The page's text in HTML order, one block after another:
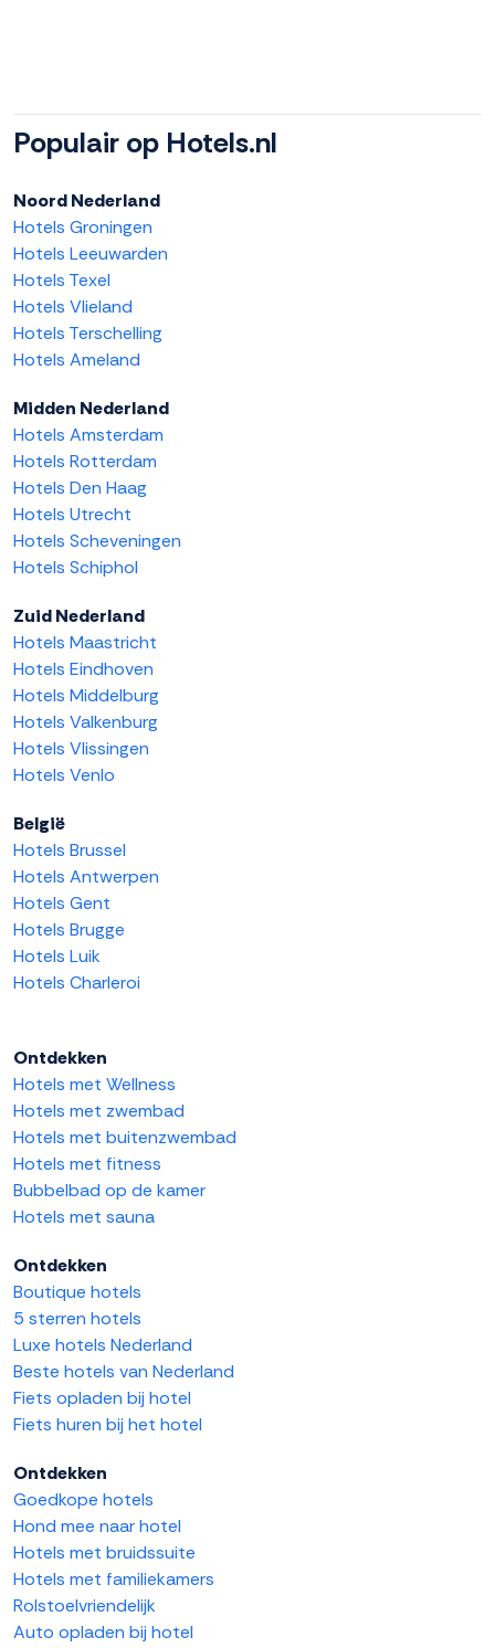
Populair op Hotels.nl
Noord Nederland
Hotels Groningen
Hotels Leeuwarden
Hotels Texel
Hotels Vlieland
Hotels Terschelling
Hotels Ameland
Midden Nederland
Hotels Amsterdam
Hotels Rotterdam
Hotels Den Haag
Hotels Utrecht
Hotels Scheveningen
Hotels Schiphol
Zuid Nederland
Hotels Maastricht
Hotels Eindhoven
Hotels Middelburg
Hotels Valkenburg
Hotels Vlissingen
Hotels Venlo
België
Hotels Brussel
Hotels Antwerpen
Hotels Gent
Hotels Brugge
Hotels Luik
Hotels Charleroi
Ontdekken
Hotels met Wellness
Hotels met zwembad
Hotels met buitenzwembad
Hotels met fitness
Bubbelbad op de kamer
Hotels met sauna
Ontdekken
Boutique hotels
5 sterren hotels
Luxe hotels Nederland
Beste hotels van Nederland
Fiets opladen bij hotel
Fiets huren bij het hotel
Ontdekken
Goedkope hotels
Hond mee naar hotel
Hotels met bruidssuite
Hotels met familiekamers
Rolstoelvriendelijk
Auto opladen bij hotel